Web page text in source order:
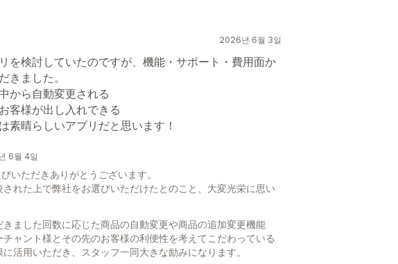
2026년 6월 3일
を検討していたのですが、機能・サポート・費用面か
きました。
から自動変更される
客様が出し入れできる
素晴らしいアプリだと思います！
6월 4일
いただきありがとうございます。
れた上で弊社をお選びいただけたとのこと、大変光栄に思い
きました回数に応じた商品の自動変更や商品の追加変更機能
ャント様とその先のお客様の利便性を考えてこだわっている
活用いただき、スタッフ一同大きな励みになります。